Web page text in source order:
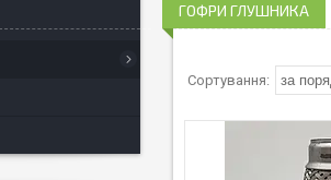
ГОФРИ ГЛУШНИКА